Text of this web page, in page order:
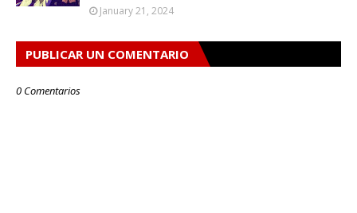
January 21, 2024
PUBLICAR UN COMENTARIO
0 Comentarios